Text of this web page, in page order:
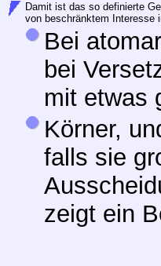
Damit ist das so definierte
von beschränktem Interesse
Bei
bei
mit etwas
Körner,
falls sie
zeigt ein